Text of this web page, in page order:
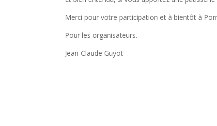
Merci pour votre participation et à bientôt à
Pour les organisateurs.
Jean-Claude Guyot